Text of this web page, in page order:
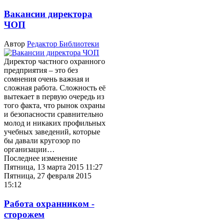
Вакансии директора
ЧОП
Автор Редактор Библиотеки
Директор частного охранного
предприятия – это без
сомнения очень важная и
сложная работа. Сложность её
вытекает в первую очередь из
того факта, что рынок охраны
и безопасности сравнительно
молод и никаких профильных
учебных заведений, которые
бы давали кругозор по
организации…
Последнее изменение
Пятница, 13 марта 2015 11:27
Пятница, 27 февраля 2015
15:12
Работа охранником -
сторожем